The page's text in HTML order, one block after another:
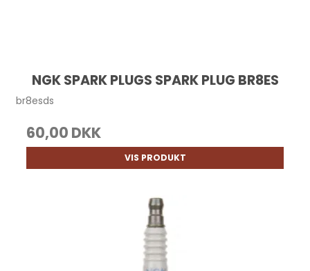
NGK SPARK PLUGS SPARK PLUG BR8ES
br8esds
60,00 DKK
VIS PRODUKT